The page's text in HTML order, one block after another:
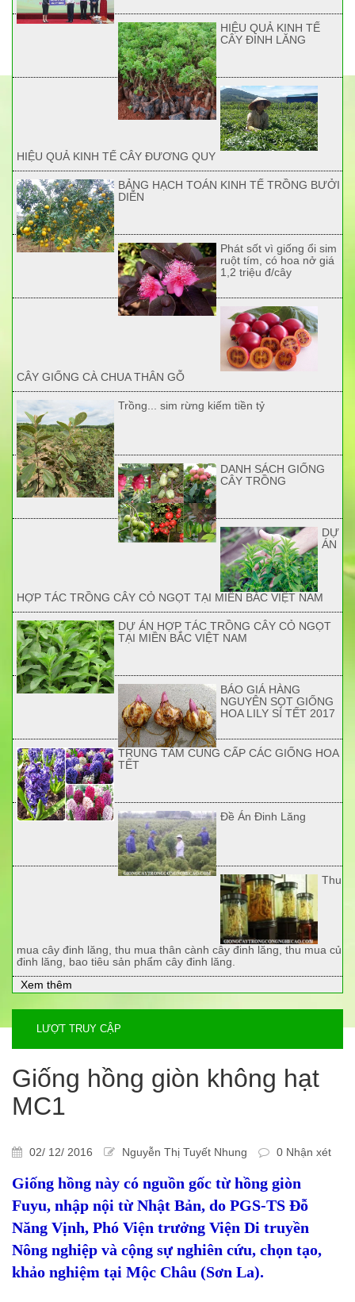
HIỆU QUẢ KINH TẾ
CÂY ĐINH LĂNG
HIỆU QUẢ KINH TẾ CÂY ĐƯƠNG QUY
BẢNG HẠCH TOÁN KINH TẾ TRỒNG BƯỞI
DIỄN
Phát sốt vì giống ổi sim
ruột tím, có hoa nở giá
1,2 triệu đ/cây
CÂY GIỐNG CÀ CHUA THÂN GỖ
Trồng... sim rừng kiếm tiền tỷ
DANH SÁCH GIỐNG
CÂY TRỒNG
DỰ
ÁN
HỢP TÁC TRỒNG CÂY CỎ NGỌT TẠI MIỀN BẮC VIỆT NAM
DỰ ÁN HỢP TÁC TRỒNG CÂY CỎ NGỌT
TẠI MIỀN BẮC VIỆT NAM
BÁO GIÁ HÀNG
NGUYÊN SỌT GIỐNG
HOA LILY SỈ TẾT 2017
TRUNG TÂM CUNG CẤP CÁC GIỐNG HOA
TẾT
Đề Án Đinh Lăng
Thu
mua cây đinh lăng, thu mua thân cành cây đinh lăng, thu mua củ
đinh lăng, bao tiêu sản phẩm cây đinh lăng.
Xem thêm
LƯỢT TRUY CẬP
Giống hồng giòn không hạt
MC1
02/ 12/ 2016 Nguyễn Thị Tuyết Nhung 0 Nhận xét
Giống hồng này có nguồn gốc từ hồng giòn
Fuyu, nhập nội từ Nhật Bản, do PGS-TS Đỗ
Năng Vịnh, Phó Viện trưởng Viện Di truyền
Nông nghiệp và cộng sự nghiên cứu, chọn tạo,
khảo nghiệm tại Mộc Châu (Sơn La).